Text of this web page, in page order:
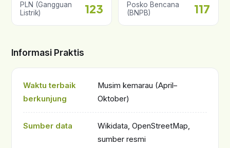
PLN (Gangguan
Listrik)
123
Posko Bencana
(BNPB)
117
Informasi Praktis
Waktu terbaik
berkunjung
Musim kemarau (April–
Oktober)
Sumber data
Wikidata, OpenStreetMap,
sumber resmi